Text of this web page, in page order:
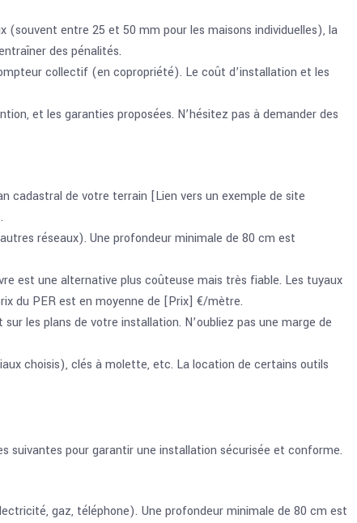
entre 25 et 50 mm pour les maisons individuelles), la
des pénalités.
collectif (en copropriété). Le coût d’installation et les
et les garanties proposées. N’hésitez pas à demander des
cadastral de votre terrain [Lien vers un exemple de site
réseaux). Une profondeur minimale de 80 cm est
est une alternative plus coûteuse mais très fiable. Les tuyaux
du PER est en moyenne de [Prix] €/mètre.
les plans de votre installation. N’oubliez pas une marge de
choisis), clés à molette, etc. La location de certains outils
suivantes pour garantir une installation sécurisée et conforme.
gaz, téléphone). Une profondeur minimale de 80 cm est